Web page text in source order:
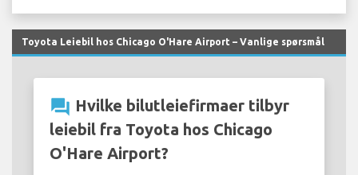
Toyota Leiebil hos Chicago O'Hare Airport – Vanlige spørsmål
question_answer Hvilke bilutleiefirmaer tilbyr
leiebil fra Toyota hos Chicago
O'Hare Airport?